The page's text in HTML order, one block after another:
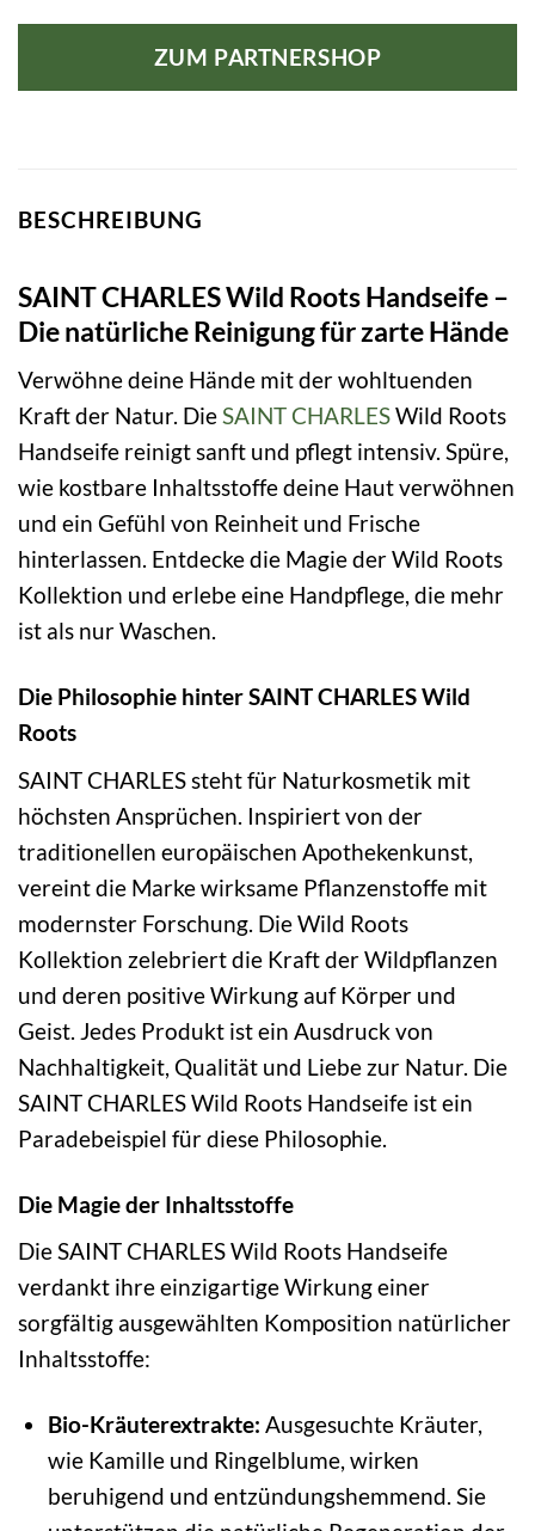
ZUM PARTNERSHOP
BESCHREIBUNG
SAINT CHARLES Wild Roots Handseife –
Die natürliche Reinigung für zarte Hände
Verwöhne deine Hände mit der wohltuenden
Kraft der Natur. DieSAINT CHARLESWild Roots
Handseife reinigt sanft und pflegt intensiv. Spüre,
wie kostbare Inhaltsstoffe deine Haut verwöhnen
und ein Gefühl von Reinheit und Frische
hinterlassen. Entdecke die Magie der Wild Roots
Kollektion und erlebe eine Handpflege, die mehr
ist als nur Waschen.
Die Philosophie hinter SAINT CHARLES Wild
Roots
SAINT CHARLES steht für Naturkosmetik mit
höchsten Ansprüchen. Inspiriert von der
traditionellen europäischen Apothekenkunst,
vereint die Marke wirksame Pflanzenstoffe mit
modernster Forschung. Die Wild Roots
Kollektion zelebriert die Kraft der Wildpflanzen
und deren positive Wirkung auf Körper und
Geist. Jedes Produkt ist ein Ausdruck von
Nachhaltigkeit, Qualität und Liebe zur Natur. Die
SAINT CHARLES Wild Roots Handseife ist ein
Paradebeispiel für diese Philosophie.
Die Magie der Inhaltsstoffe
Die SAINT CHARLES Wild Roots Handseife
verdankt ihre einzigartige Wirkung einer
sorgfältig ausgewählten Komposition natürlicher
Inhaltsstoffe:
Bio-Kräuterextrakte: Ausgesuchte Kräuter,
wie Kamille und Ringelblume, wirken
beruhigend und entzündungshemmend. Sie